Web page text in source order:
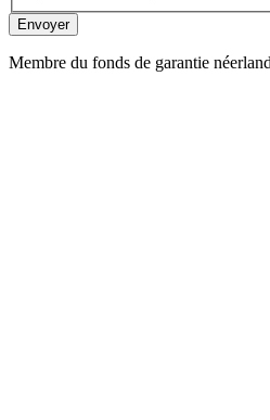
Envoyer
Membre du fonds de garantie